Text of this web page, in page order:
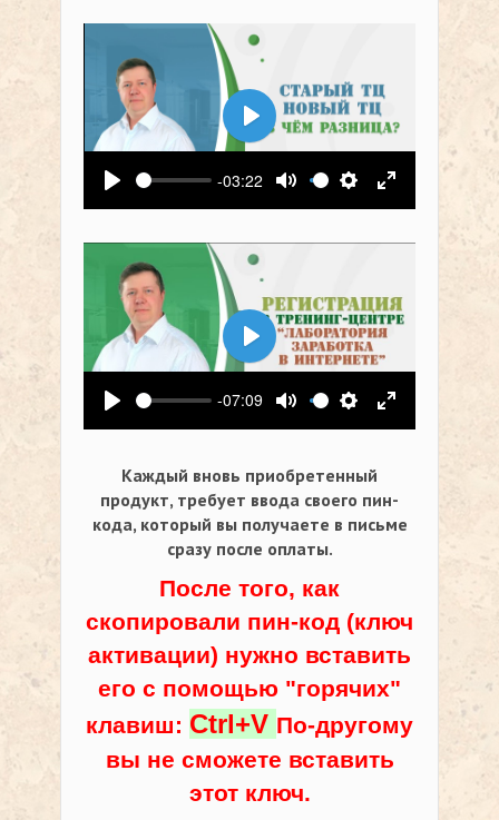
Воспроизвести
-03:22
Выключить звук
Настройки
На весь
Воспроизвести
Воспроизвести
-07:09
Выключить звук
Настройки
На весь
Воспроизвести
Каждый вновь приобретенный
продукт, требует ввода своего пин-
кода, который вы получаете в письме
сразу после оплаты.
После того, как
скопировали пин-код (ключ
активации) нужно вставить
его с помощью "горячих"
клавиш: Ctrl+V По-другому
вы не сможете вставить
этот ключ.